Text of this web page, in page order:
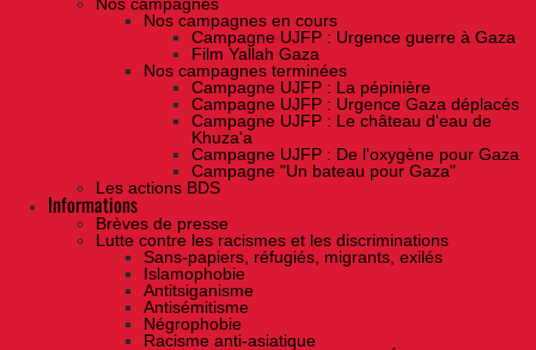
Nos campagnes en cours
Campagne UJFP : Urgence guerre à Gaza
Film Yallah Gaza
Nos campagnes terminées
Campagne UJFP : La pépinière
Campagne UJFP : Urgence Gaza déplacés
Campagne UJFP : Le château d'eau de
Khuza'a
Campagne UJFP : De l'oxygène pour Gaza
Campagne "Un bateau pour Gaza"
Les actions BDS
Informations
Brèves de presse
Lutte contre les racismes et les discriminations
Sans-papiers, réfugiés, migrants, exilés
Islamophobie
Antitsiganisme
Antisémitisme
Négrophobie
Racisme anti-asiatique